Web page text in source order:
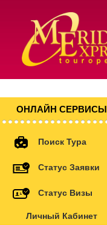
ОНЛАЙН СЕРВИСЫ
Поиск Тура
Статус Заявки
Статус Визы
Личный Кабинет